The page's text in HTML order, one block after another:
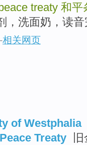
treaty 和平
，洗面奶，读
-相关网页
of Westphalia
Treaty